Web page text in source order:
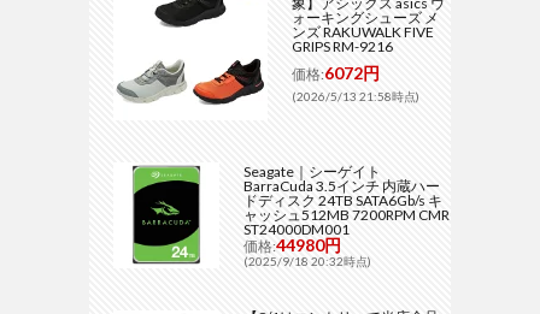
ォーキングシューズ メ
ンズ RAKUWALK FIVE
GRIPS RM-9216
価格:6072円
(2026/5/13 21:58時点)
Seagate｜シーゲイト
BarraCuda 3.5インチ 内蔵ハー
ドディスク 24TB SATA6Gb/s キ
ャッシュ512MB 7200RPM CMR
ST24000DM001
価格:44980円
(2025/9/18 20:32時点)